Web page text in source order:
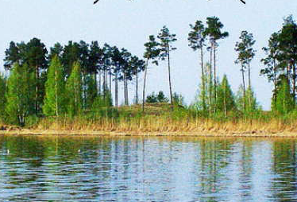
Лиман
Ошитки